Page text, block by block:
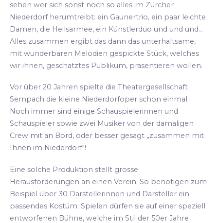
sehen wer sich sonst noch so alles im Zürcher
Niederdorf herumtreibt: ein Gaunertrio, ein paar leichte
Damen, die Heilsarmee, ein Künstlerduo und und und...
Alles zusammen ergibt das dann das unterhaltsame,
mit wunderbaren Melodien gespickte Stück, welches
wir ihnen, geschätztes Publikum, präsentieren wollen.
Vor über 20 Jahren spielte die Theatergesellschaft
Sempach die kleine Niederdorfoper schon einmal.
Noch immer sind einige Schauspielerinnen und
Schauspieler sowie zwei Musiker von der damaligen
Crew mit an Bord, oder besser gesagt „zusammen mit
Ihnen im Niederdorf"!
Eine solche Produktion stellt grosse
Herausforderungen an einen Verein. So benötigen zum
Beispiel über 30 Darstellerinnen und Darsteller ein
passendes Kostüm. Spielen dürfen sie auf einer speziell
entworfenen Bühne, welche im Stil der 50er Jahre